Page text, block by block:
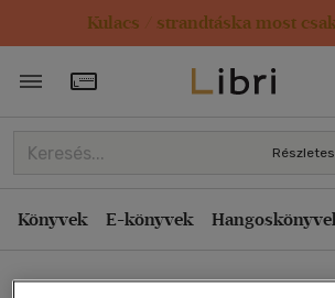
Kulacs / strandtáska most
Törzsvásárlói Kártya adatai
Könyvek E-könyvek
Rendezés
Kiadás éve szerint csökkenő
Ár szerint csökkenő
Eladott darabszám szerint csökkenő